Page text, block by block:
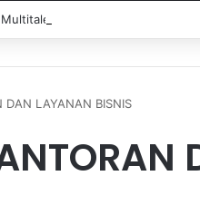
SMK Negeri 1
DAN LAYANAN BISNIS